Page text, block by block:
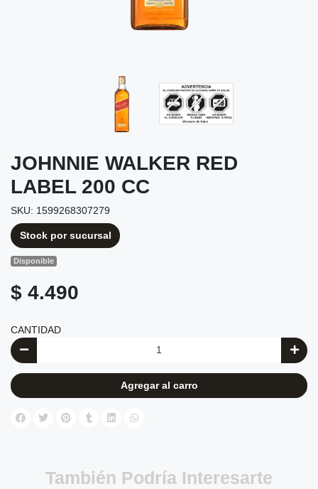
JOHNNIE WALKER RED
LABEL 200 CC
SKU: 1599268307279
Stock por sucursal
Disponible
$ 4.490
CANTIDAD
Agregar al carro
También Podría Interesarte